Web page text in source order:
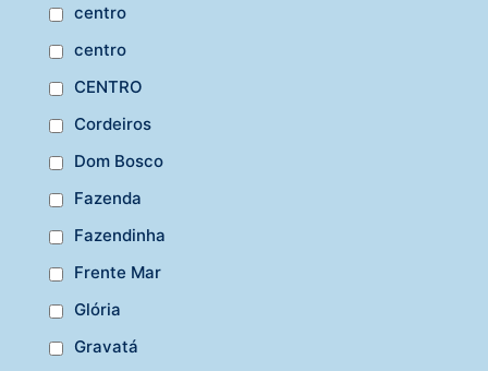
centro
centro
CENTRO
Cordeiros
Dom Bosco
Fazenda
Fazendinha
Frente Mar
Glória
Gravatá